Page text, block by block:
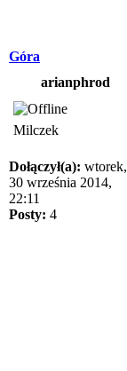
Góra
arianphrod
Milczek
Dołączył(a): wtorek,
30 września 2014,
22:11
Posty: 4